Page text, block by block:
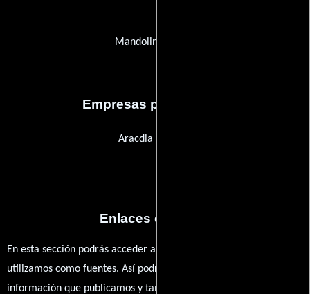
Mandolin Cinema
Empresas productoras
Aracdia Pictures
Enlaces externos
En esta sección podrás acceder a los recursos externos que
utilizamos como fuentes. Así podrás chequear toda la
información que publicamos y también ampliar tu conocimiento